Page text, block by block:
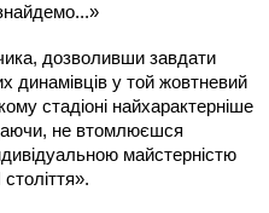
дозволивши завдати
динамівців у той жовтневий
стадіоні найхарактерніше
не втомлюєшся
майстерністю